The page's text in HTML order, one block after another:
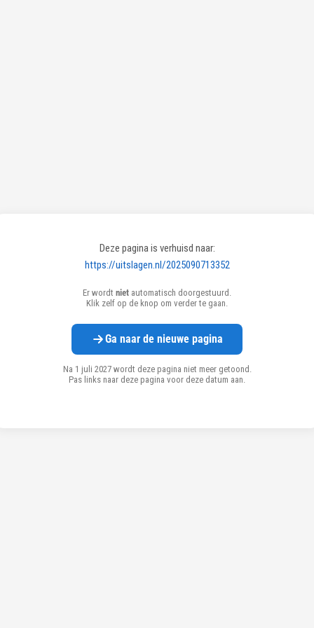
Deze pagina is verhuisd naar:
https://uitslagen.nl/2025090713352
Er wordt niet automatisch doorgestuurd.
Klik zelf op de knop om verder te gaan.
Ga naar de nieuwe pagina
Na 1 juli 2027 wordt deze pagina niet meer getoond.
Pas links naar deze pagina voor deze datum aan.